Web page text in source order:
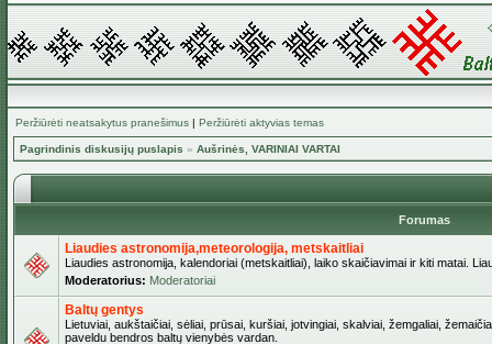
Peržiūrėti neatsakytus pranešimus | Peržiūrėti aktyvias temas
Pagrindinis diskusijų puslapis » Aušrinės, VARINIAI VARTAI
Forumas
Liaudies astronomija,meteorologija, metskaitliai
Liaudies astronomija, kalendoriai (metskaitliai), laiko skaičiavimai ir kiti matai.
Moderatorius: Moderatoriai
Baltų gentys
Lietuviai, aukštaičiai, sėliai, prūsai, kuršiai, jotvingiai, skalviai, žemgaliai,
paveldu bendros baltų vienybės vardan.